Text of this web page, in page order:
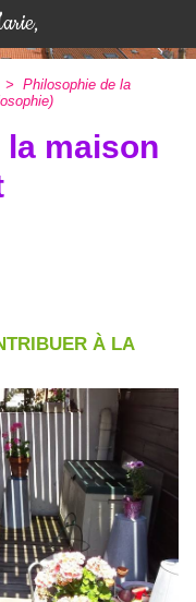
> Philosophie de la
maison
À LA